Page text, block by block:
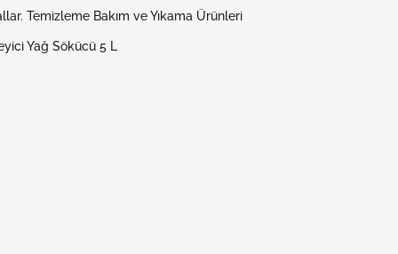
,Temizleme Bakım ve Yıkama Ürünleri
Yağ Sökücü 5 L